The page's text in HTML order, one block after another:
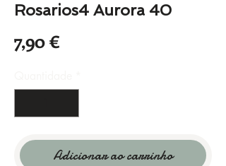
Rosarios4 Aurora 40
7,90 €
Adicionar ao carrinho